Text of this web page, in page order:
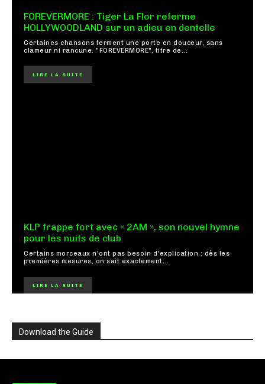
FOREVERMORE : Tiger La Flor referme
HOLLYWOODLAND sur un adieu en dentelle
Certaines chansons ferment une porte en douceur, sans
clameur ni rancune. "FOREVERMORE", titre de...
LIRE LA SUITE
KLP frappe fort avec « 2AM », son nouvel hymne
pour les nuits de club
Certains morceaux n'ont pas besoin d'explication : dès les
premières mesures, on sait exactement...
LIRE LA SUITE
Download the Guide